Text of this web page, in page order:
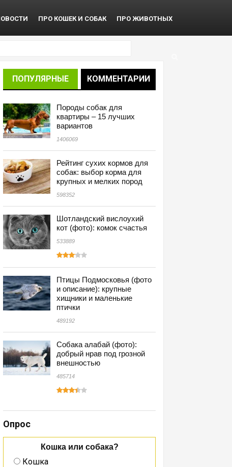
ПРО КОШЕК И СОБАК ПРО ЖИВОТНЫХ
ПОПУЛЯРНЫЕ КОММЕНТАРИИ
Породы собак для
квартиры – 15 лучших
вариантов
1406069
Рейтинг сухих кормов для
собак: выбор корма для
крупных и мелких пород
598352
Шотландский вислоухий
кот (фото): комок счастья
533889
Птицы Подмосковья (фото
и описание): крупные
хищники и маленькие
птички
489192
Собака алабай (фото):
добрый нрав под грозной
внешностью
485714
Опрос
Кошка или собака?
Кошка